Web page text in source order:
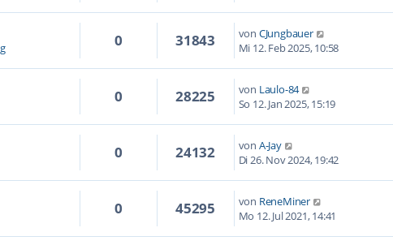
0 31843 von CJungbauer
Mi 12. Feb 2025, 10:58
0 28225 von Laulo-84
So 12. Jan 2025, 15:19
0 24132 von A-Jay
Di 26. Nov 2024, 19:42
0 45295 von ReneMiner
Mo 12. Jul 2021, 14:41